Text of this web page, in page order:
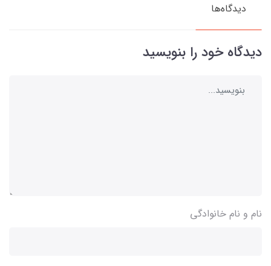
دیدگاه‌ها
دیدگاه خود را بنویسید
نام و نام خانوادگی